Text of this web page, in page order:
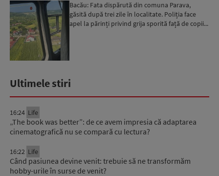
Bacău: Fata dispărută din comuna Parava,
găsită după trei zile în localitate. Poliția face
apel la părinți privind grija sporită față de copii...
Ultimele stiri
16:24 Life
„The book was better”: de ce avem impresia că adaptarea
cinematografică nu se compară cu lectura?
16:22 Life
Când pasiunea devine venit: trebuie să ne transformăm
hobby-urile în surse de venit?